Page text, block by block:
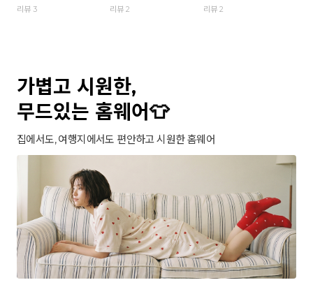
리뷰 3 리뷰 2 리뷰 2
가볍고 시원한,
무드있는 홈웨어👕
집에서도, 여행지에서도 편안하고 시원한 홈웨어